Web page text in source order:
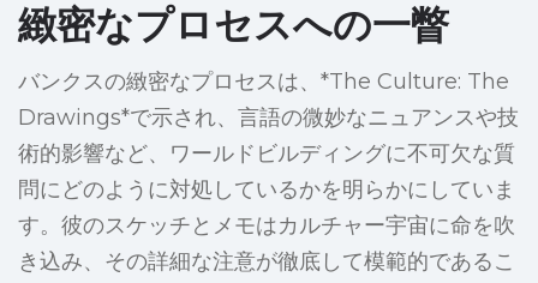
緻密なプロセスへの一瞥
バンクスの緻密なプロセスは、*The Culture: The
Drawings*で示され、言語の微妙なニュアンスや技
術的影響など、ワールドビルディングに不可欠な質
問にどのように対処しているかを明らかにしていま
す。彼のスケッチとメモはカルチャー宇宙に命を吹
き込み、その詳細な注意が徹底して模範的であるこ